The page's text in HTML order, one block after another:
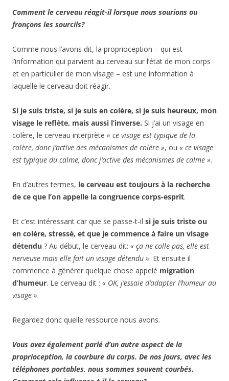
Comment le cerveau réagit-il lorsque nous sourions ou
fronçons les sourcils?
Comme nous l’avons dit, la proprioception – qui est
l’information qui parvient au cerveau sur l’état de mon corps
et en particulier de mon visage – est une information à
laquelle le cerveau doit réagir.
Si je suis triste, si je suis en colère, si je suis heureux, mon
visage le reflète, mais aussi l’inverse. Si j’ai un visage en
colère, le cerveau interprète « ce visage est typique de la
colère, donc j’active des mécanismes de colère », ou « ce visage
est typique du calme, donc j’active des mécanismes de calme ».
En d’autres termes, le cerveau est toujours à la recherche
de ce que l’on appelle la congruence corps-esprit.
Et c’est intéressant car que se passe-t-il si je suis triste ou
en colère, stressé, et que je commence à faire un visage
détendu ? Au début, le cerveau dit: « ça ne colle pas, elle est
nerveuse mais elle fait un visage détendu ». Et ensuite il
commence à générer quelque chose appelé migration
d’humeur. Le cerveau dit : « OK, j’essaie d’adapter l’humeur au
visage ».
Regardez donc quelle ressource nous avons.
Vous avez également parlé d’un autre aspect de la
proprioception, la courbure du corps. De nos jours, avec les
téléphones portables, nous sommes souvent courbés.